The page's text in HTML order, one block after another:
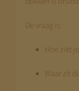
De vraag is:
Hoe ziet
Waar zit